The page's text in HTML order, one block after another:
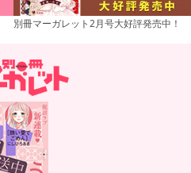
別冊マーガレット2月号大好評発売中！